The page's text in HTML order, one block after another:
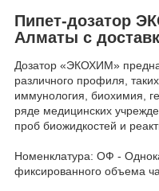
Пипет-дозатор
Алматы с
Дозатор «ЭКОХИМ»
различного профиля,
иммунология, биохимия,
ряде медицинских
проб биожидкостей и
Номенклатура: ОФ -
фиксированного объема